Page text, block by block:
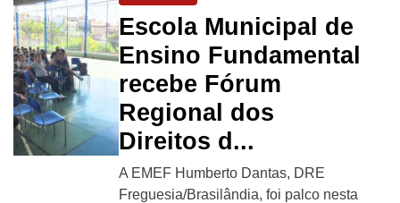
Escola Municipal de
Ensino Fundamental
recebe Fórum
Regional dos
Direitos d...
A EMEF Humberto Dantas, DRE
Freguesia/Brasilândia, foi palco nesta